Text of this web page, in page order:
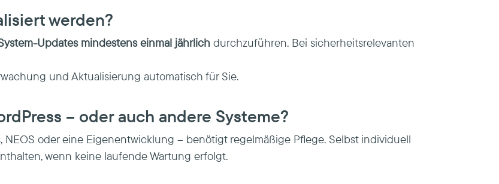
werden?
Updates mindestens einmal jährlich durchzuführen. Bei sicherheitsrelevanten
und Aktualisierung automatisch für Sie.
– oder auch andere Systeme?
NEOS oder eine Eigenentwicklung – benötigt regelmäßige Pflege. Selbst individuell
wenn keine laufende Wartung erfolgt.